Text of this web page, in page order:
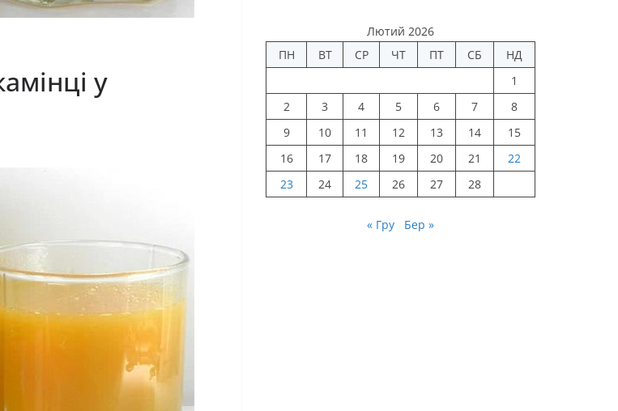
у
Лютий 2026
ПН
ВТ СР ЧТ ПТ СБ
НД
1
2
3 4 5 6 7
8
9
10 11 12 13 14
15
16
17 18 19 20 21
22
23
24 25 26 27 28
« Гру Бер »